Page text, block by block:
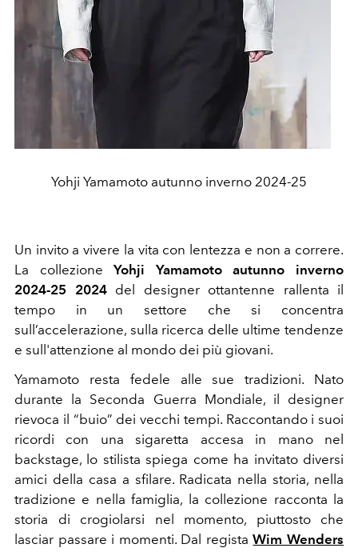
Yohji Yamamoto autunno inverno 2024-25
Un invito a vivere la vita con lentezza e non a correre.
La collezioneYohji Yamamoto autunno inverno
2024-25 2024del designer ottantenne rallenta il
tempo in un settore che si concentra
sull’accelerazione, sulla ricerca delle ultime tendenze
e sull'attenzione al mondo dei più giovani.
Yamamoto resta fedele alle sue tradizioni. Nato
durante la Seconda Guerra Mondiale, il designer
rievoca il “buio” dei vecchi tempi. Raccontando i suoi
ricordi con una sigaretta accesa in mano nel
backstage, lo stilista spiega come ha invitato diversi
amici della casa a sfilare. Radicata nella storia, nella
tradizione e nella famiglia, la collezione racconta la
storia di crogiolarsi nel momento, piuttosto che
lasciar passare i momenti. Dal registaWim Wenders